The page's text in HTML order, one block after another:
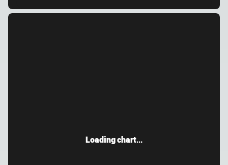
Loading chart...